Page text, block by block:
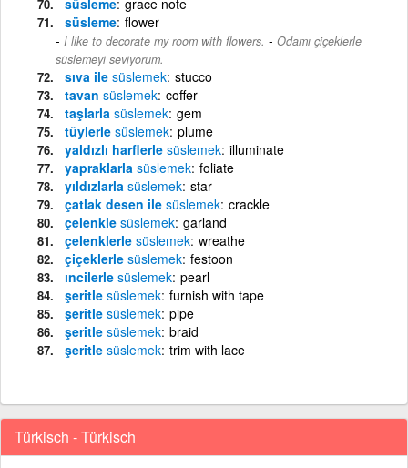
süsleme flower
I like to decorate my room with flowers. - Odamı çiçeklerle
süslemeyi seviyorum.
sıva ile süslemek stucco
tavan süslemek coffer
taşlarla süslemek gem
tüylerle süslemek plume
yaldızlı harflerle süslemek illuminate
yapraklarla süslemek foliate
yıldızlarla süslemek star
çatlak desen ile süslemek crackle
çelenkle süslemek garland
çelenklerle süslemek wreathe
çiçeklerle süslemek festoon
ıncilerle süslemek pearl
şeritle süslemek furnish with tape
şeritle süslemek pipe
şeritle süslemek braid
şeritle süslemek trim with lace
Türkisch - Türkisch